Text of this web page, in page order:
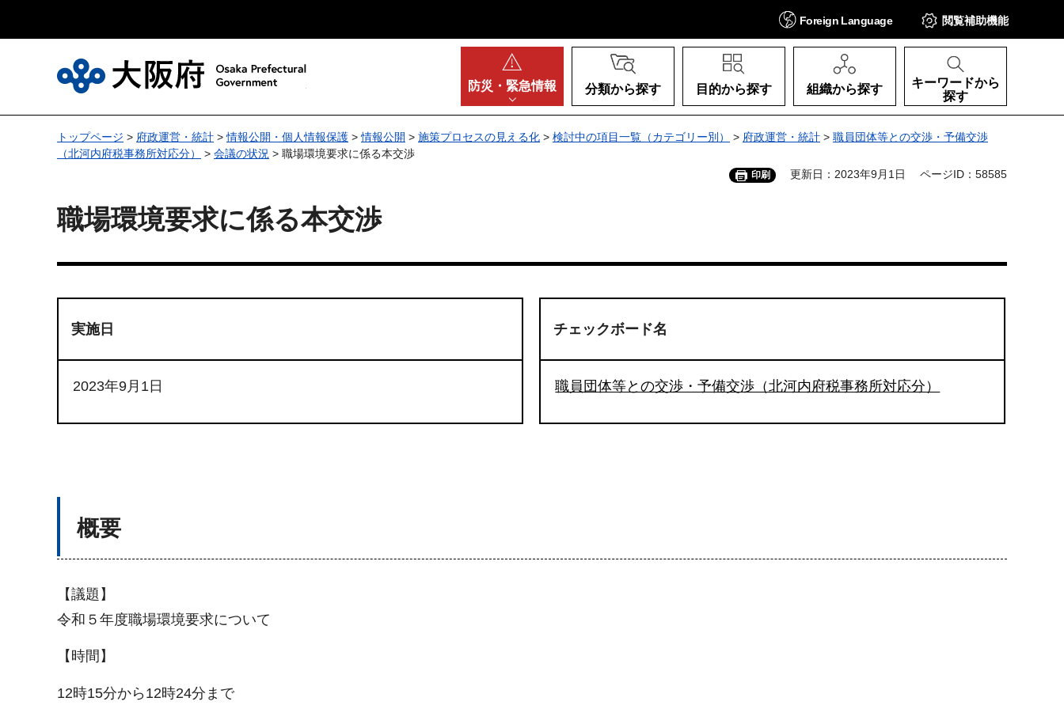
Foreign Language 閲覧補助機能
防災・ 緊急情報 分類から探す 目的から探す 組織から探す
キーワードから
探す
トップページ > 府政運営・統計 >情報公開・個人情報保護 >情報公開 > 施策プロセスの見える化 > 検討中の項目一覧（カテゴリー別） > 府政運営・統計 > 職員団体等との交渉・予備交渉
（北河内府税事務所対応分）
> 会議の状況 > 職場環境要求に係る本交渉
印刷 更新日：2023年9月1日 ページID：58585
職場環境要求に係る本交渉
実施日
2023年9月1日
チェックボード名
職員団体等との交渉・予備交渉（北河内府税事務所対応分）
概要
【議題】
令和５年度職場環境要求について
【時間】
12時15分から12時24分まで